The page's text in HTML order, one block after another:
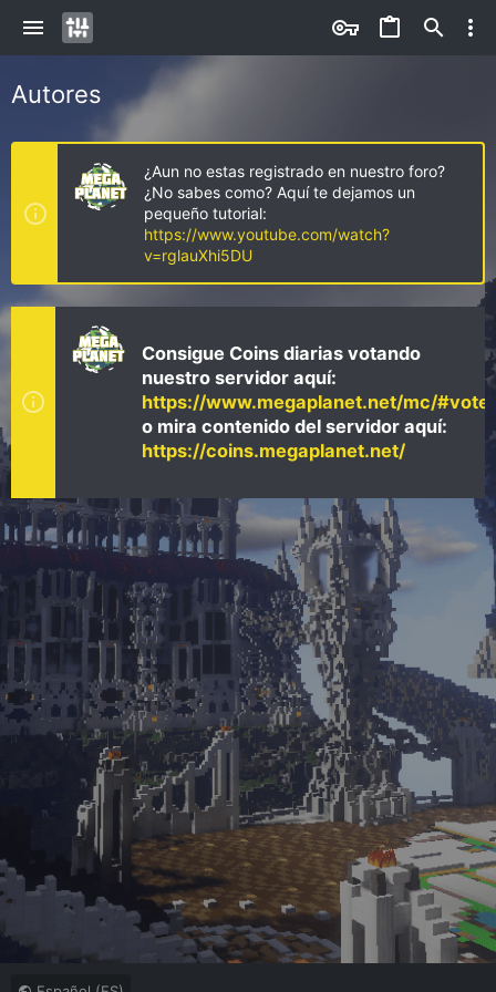
Autores
¿Aun no estas registrado en nuestro foro?
¿No sabes como? Aquí te dejamos un
pequeño tutorial:
https://www.youtube.com/watch?
v=rglauXhi5DU
Consigue Coins diarias votando
nuestro servidor aquí:
https://www.megaplanet.net/mc/#vote
o mira contenido del servidor aquí:
https://coins.megaplanet.net/